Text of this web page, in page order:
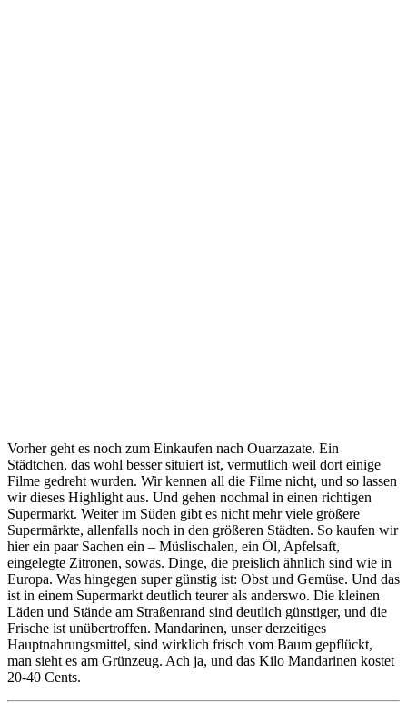
Vorher geht es noch zum Einkaufen nach Ouarzazate. Ein
Städtchen, das wohl besser situiert ist, vermutlich weil dort einige
Filme gedreht wurden. Wir kennen all die Filme nicht, und so lassen
wir dieses Highlight aus. Und gehen nochmal in einen richtigen
Supermarkt. Weiter im Süden gibt es nicht mehr viele größere
Supermärkte, allenfalls noch in den größeren Städten. So kaufen wir
hier ein paar Sachen ein – Müslischalen, ein Öl, Apfelsaft,
eingelegte Zitronen, sowas. Dinge, die preislich ähnlich sind wie in
Europa. Was hingegen super günstig ist: Obst und Gemüse. Und das
ist in einem Supermarkt deutlich teurer als anderswo. Die kleinen
Läden und Stände am Straßenrand sind deutlich günstiger, und die
Frische ist unübertroffen. Mandarinen, unser derzeitiges
Hauptnahrungsmittel, sind wirklich frisch vom Baum gepflückt,
man sieht es am Grünzeug. Ach ja, und das Kilo Mandarinen kostet
20-40 Cents.